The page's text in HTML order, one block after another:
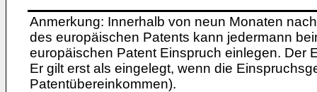
Anmerkung: Innerhalb von neun Monaten
des europäischen Patents kann jedermann
europäischen Patent Einspruch einlegen. Der
Er gilt erst als eingelegt, wenn die
Patentübereinkommen).